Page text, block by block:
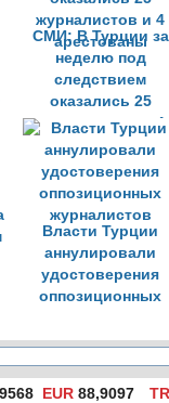
СМИ: В Турции за
неделю под
следствием
оказались 25
журналистов и 4
арестованы
Власти Турции
аннулировали
удостоверения
оппозиционных
EUR 88,9097